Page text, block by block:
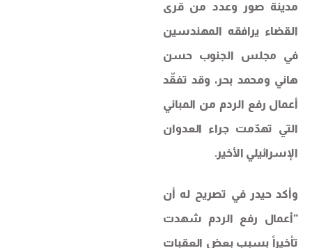
مدينة صور وعدد من قرى
القضاء يرافقه المهندسين
في مجلس الجنوب حسن
هاني ومحمد بحر، وقد تفقّد
أعمال رفع الردم من المباني
التي تهدّمت جراء العدوان
الإسرائيلي الأخير.
وأكد حيدر في تصريح له أن
“أعمال رفع الردم شهدت
تأخيراً بسبب بعض العقبات